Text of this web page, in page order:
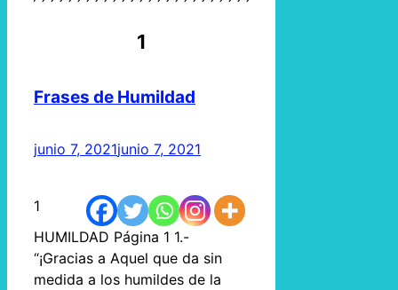
1
Frases de Humildad
junio 7, 2021junio 7, 2021
1
HUMILDAD Página 1 1.-
“¡Gracias a Aquel que da sin
medida a los humildes de la